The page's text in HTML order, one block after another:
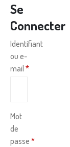
Se
Connecter
Identifiant
ou e-
mail *
Mot
de
passe *